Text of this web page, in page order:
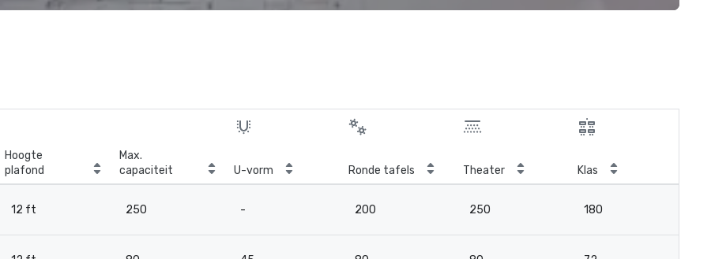
Hoogte
plafond
Max.
capaciteit
U-vorm Ronde tafels Theater Klas
12 ft 250 - 200 250 180